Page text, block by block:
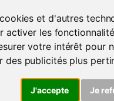
et d'autres
activer les
votre intérêt pour
des publicités plus
J'accepte Je
et dans certains pays